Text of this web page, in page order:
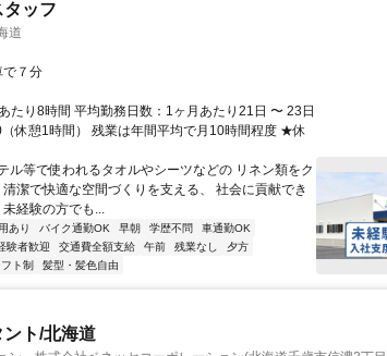
ッフ
道
で７分
たり8時間 平均勤務日数：1ヶ月あたり21日 〜 23日
休憩1時間） 残業は年間平均で月10時間程度 ★休
ル等で使われるタオルやシーツなどの リネン類をク
潔で快適な空間づくりを支える、 社会に貢献でき
経験の方でも...
あり バイク通勤OK 早朝 学歴不問
車通勤OK
験者歓迎 交通費全額支給 午前 残業なし
夕方
ト制 髪型・髪色自由
ト/北海道